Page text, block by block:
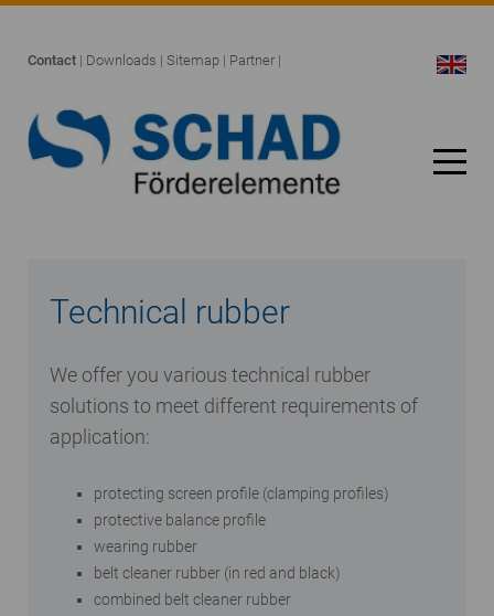
Contact | Downloads | Sitemap | Partner |
Technical rubber
We offer you various technical rubber
solutions to meet different requirements of
application:
protecting screen profile (clamping profiles)
protective balance profile
wearing rubber
belt cleaner rubber (in red and black)
combined belt cleaner rubber